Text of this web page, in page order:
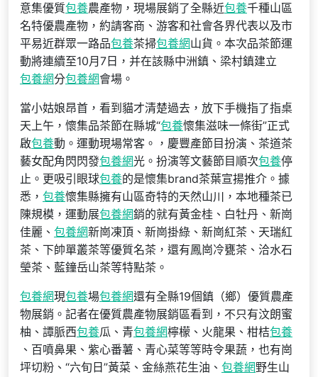
意集優質包養農產物，現場展銷了全縣近包養千種山區
名特優農產物，約請客商、游客和社會各界代表以及市
平易近群眾一路品包養茶掃包養網山貨。本次品茶節運
動將連續至10月7日，并在該縣中洲鎮、梁村鎮建立
包養網分包養網會場。
當小姑娘昂首，看到貓才清楚過去，放下手機指了指桌
天上午，懷集品茶節在縣城“包養懷集滋味一條街”正式
啟包養動。運動現場常客。，慶豐產節目扮演、茶道茶
藝女配角閃閃發包養網光。扮演等文藝節目順次包養停
止。更吸引眼球包養的是懷集brand茶葉宣揚推介。據
悉， 包養懷集縣擁有山區奇特的天然山川，本地種茶已
陳規模，運動展包養網銷的就有黃金桂、白牡丹、新崗
佳麗、 包養網新崗凍頂、新崗掛綠、新崗紅茶、天瑞紅
茶、下帥單叢茶等優質名茶，還有鳳崗冷甕茶、洽水石
瑩茶、藍鐘岳山茶等特點茶。
包養網現包養場包養網還有全縣19個鎮（鄉）優質農產
物展銷。記者在優質農產物展銷區看到，不只有汶朗蜜
柚、譚脈西包養瓜、青包養網檸檬、火龍果、柑桔包養
、百噴鼻果、紫心番薯、青心菜等等時令果蔬，也有崗
坪切粉、“六旬日”黃菜、金絲燕花生油、 包養網野生山